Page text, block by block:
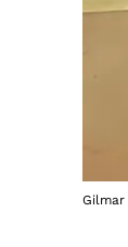
Gilmar